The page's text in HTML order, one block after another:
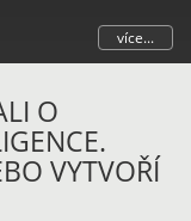
více...
O
VYTVOŘÍ